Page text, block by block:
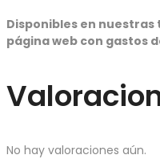
Disponibles en
página web con gastos
No hay valoraciones aún.